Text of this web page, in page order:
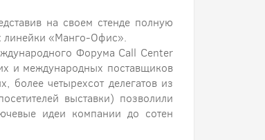
на своем стенде полную
линейки «Манго-Офис».
Форума Call Center
и международных поставщиков
четырехсот делегатов из
выставки) позволили
идеи компании до сотен